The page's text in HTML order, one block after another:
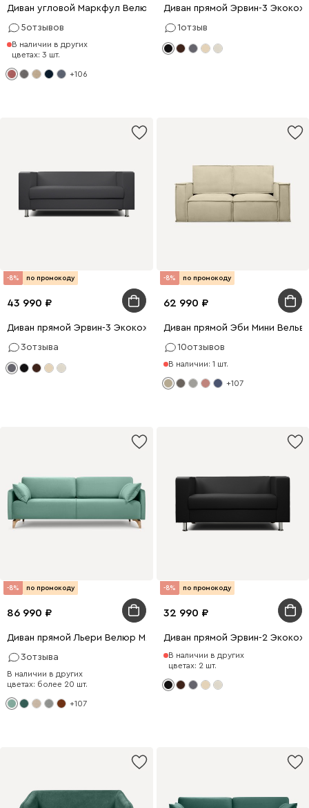
Диван угловой Маркфул Велюр Розовый
5отзывов
В наличии в других
цветах: 3 шт.
+106
Диван прямой Эрвин-3
1отзыв
-8% по промокоду
43 990
Диван прямой Эрвин-3 Экокожа Серый
3отзыва
-8% по промокоду
62 990
Диван прямой Эби Мини
10отзывов
В наличии: 1 шт.
+107
-8% по промокоду
86 990
Диван прямой Льери Велюр Мятный
3отзыва
В наличии в других
цветах: более 20 шт.
+107
-8% по промокоду
32 990
Диван прямой Эрвин-2
В наличии в других
цветах: 2 шт.